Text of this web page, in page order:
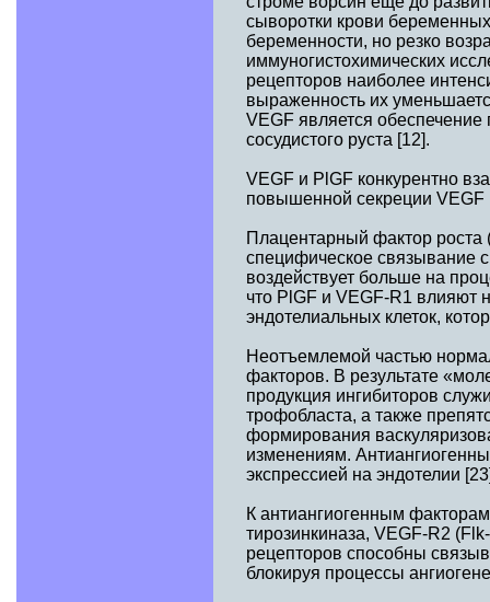
сыворотки крови
беременности, но резко
иммуногистохимических
рецепторов наиболее
выраженность их
VEGF является
сосудистого руста [12].
VEGF и PlGF конкурентно
повышенной секреции VEGF
Плацентарный фактор роста
специфическое связывание
воздействует больше на
что PlGF и VEGF-R1 влияют
эндотелиальных клеток,
Неотъемлемой частью
факторов. В результате
продукция ингибиторов
трофобласта, а также
формирования
изменениям.
экспрессией на эндотелии
К антиангиогенным
тирозинкиназа, VEGF-R2
рецепторов способны
блокируя процессы